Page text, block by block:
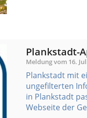
Plankstadt-
Meldung vom 16.
Plankstadt mit
ungefilterten
in Plankstadt
Webseite der